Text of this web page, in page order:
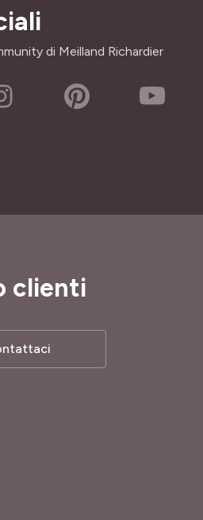
di Meilland Richardier
clienti